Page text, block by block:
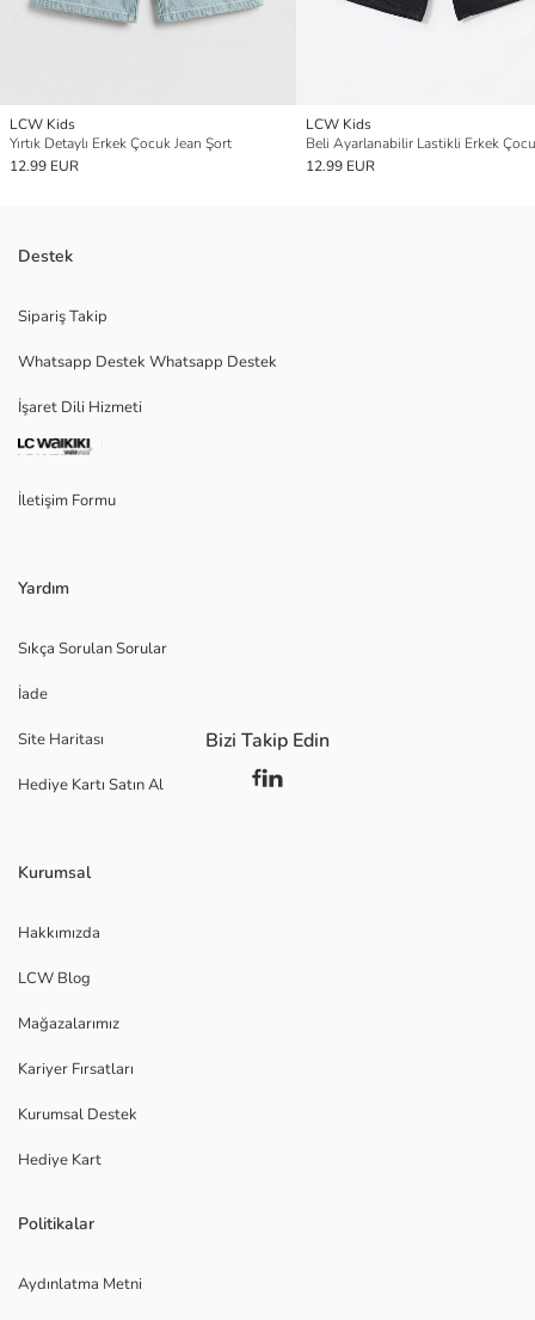
LCW Kids
Yırtık Detaylı Erkek Çocuk Jean Şort
12.99 EUR
LCW Kids
12.99 EUR
Destek
Sipariş Takip
Whatsapp Destek Whatsapp Destek
İşaret Dili Hizmeti
İletişim Formu
Yardım
Sıkça Sorulan Sorular
İade
Site Haritası
Hediye Kartı Satın Al
Kurumsal
Hakkımızda
LCW Blog
Mağazalarımız
Kariyer Fırsatları
Kurumsal Destek
Hediye Kart
Politikalar
Aydınlatma Metni
Bizi Takip Edin